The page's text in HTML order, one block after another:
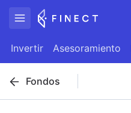
Invertir Asesoramiento
Fondos